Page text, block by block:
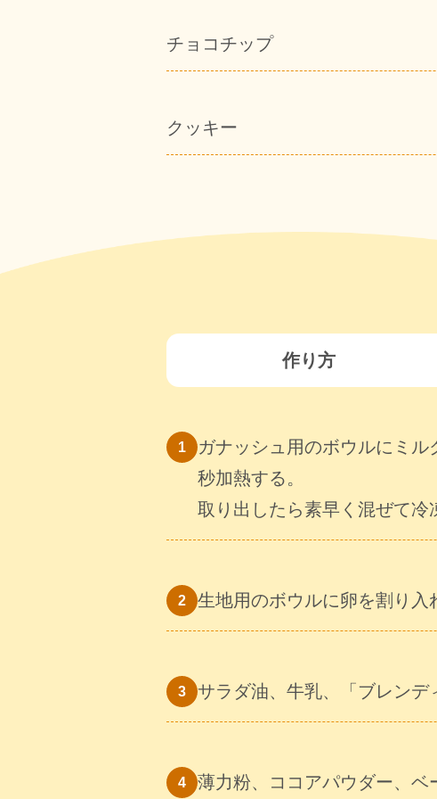
チョコチップ
クッキー
作り方
ガナッシュ用のボウルにミ
秒加熱する。
取り出したら素早く混ぜて冷
生地用のボウルに卵を割り入
サラダ油、牛乳、「ブレンデ
薄力粉、ココアパウダー、ベ